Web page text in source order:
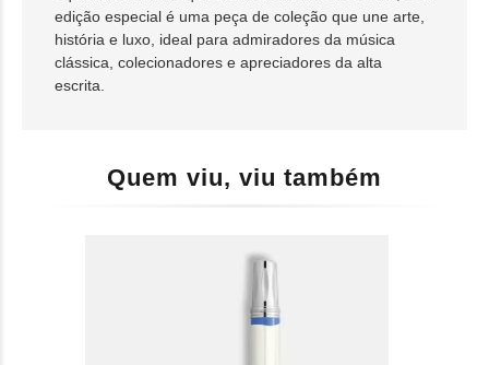
edição especial é uma peça de coleção que une arte,
história e luxo, ideal para admiradores da música
clássica, colecionadores e apreciadores da alta
escrita.
Quem viu, viu também
CANETA MONTBLANC WRITERS EDITION
HOMAGE TO GOETHE ROLLERBALL -